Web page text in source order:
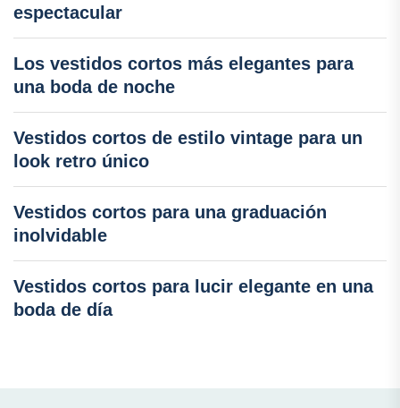
espectacular
Los vestidos cortos más elegantes para
una boda de noche
Vestidos cortos de estilo vintage para un
look retro único
Vestidos cortos para una graduación
inolvidable
Vestidos cortos para lucir elegante en una
boda de día